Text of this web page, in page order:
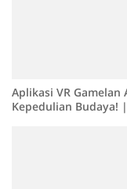
Aplikasi VR
Kepedulian Budaya!